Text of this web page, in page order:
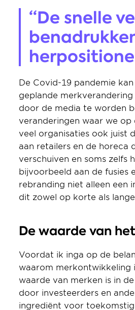
“De snelle
De Covid-19 pandemie
geplande
door de media te worden
veranderingen waar we
veel organisaties ook juist
aan retailers en de horeca
verschuiven en soms zelfs
bijvoorbeeld aan de fusies
rebranding niet alleen een
dit zowel op korte als
De waarde van
Voordat ik inga op de
waarom merkontwikkeling
waarde van merken is in
door investeerders en
ingrediënt voor